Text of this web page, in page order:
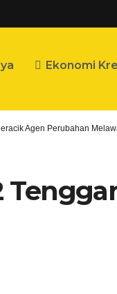
Ekonomi
Agen Perubahan